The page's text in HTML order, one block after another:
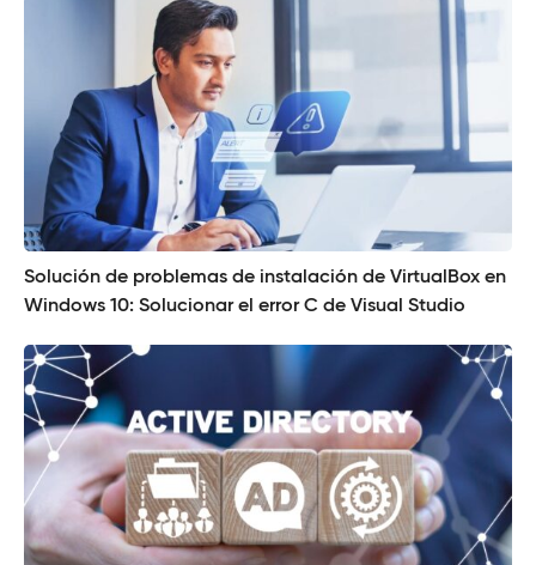
Solución de problemas de instalación de VirtualBox en
Windows 10: Solucionar el error C de Visual Studio